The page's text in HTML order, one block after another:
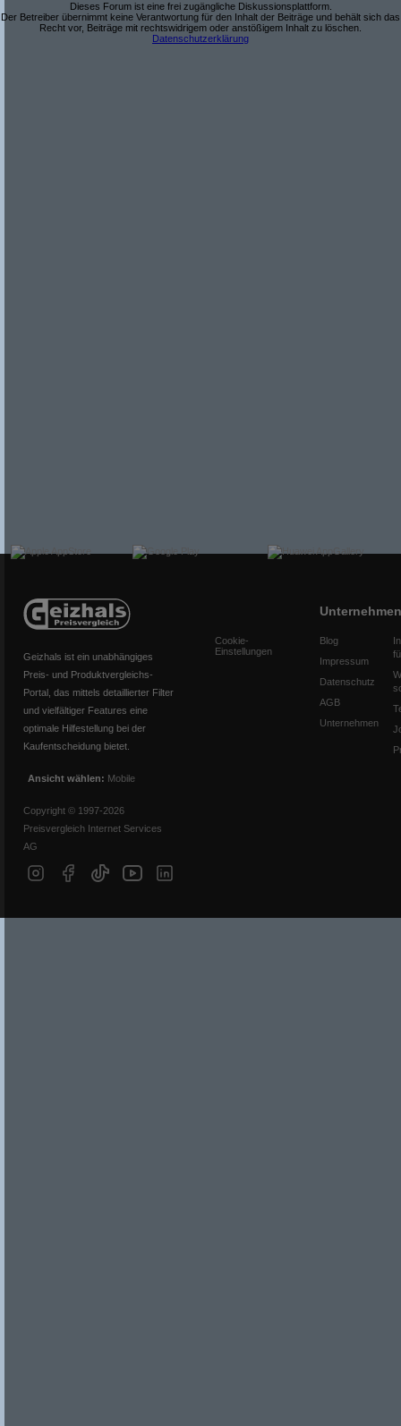
Dieses Forum ist eine frei zugängliche Diskussionsplattform.
Der Betreiber übernimmt keine Verantwortung für den Inhalt der Beiträge und behält sich das
Recht vor, Beiträge mit rechtswidrigem oder anstößigem Inhalt zu löschen.
Datenschutzerklärung
Geizhals ist ein unabhängiges
Preis- und Produktvergleichs-
Portal, das mittels detaillierter Filter
und vielfältiger Features eine
optimale Hilfestellung bei der
Kaufentscheidung bietet.
Ansicht wählen: Mobile
Copyright © 1997-2026
Preisvergleich Internet Services
AG
Cookie-
Einstellungen
Unternehmen
Blog
Impressum
Datenschutz
AGB
Unternehmen